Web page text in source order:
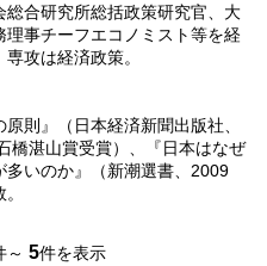
総合研究所総括政策研究官、大
理事チーフエコノミスト等を経
攻は経済政策。
原則』（日本経済新聞出版社、
橋湛山賞受賞）、『日本はなぜ
多いのか』（新潮選書、2009
～ 5件を表示